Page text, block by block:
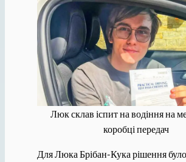
Люк склав іспит на водіння на
коробці передач
Для Люка Брібан-Кука рішення